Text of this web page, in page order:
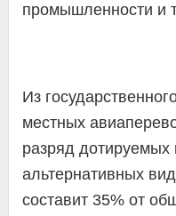
промышленности и
Из
местных
разряд дотируемых
альтернативных
составит 35% от